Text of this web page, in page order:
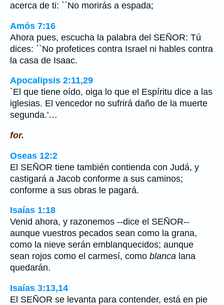
acerca de ti: ``No morirás a espada;
Amós 7:16
Ahora pues, escucha la palabra del SEÑOR: Tú
dices: ``No profetices contra Israel ni hables contra
la casa de Isaac.
Apocalipsis 2:11,29
`El que tiene oído, oiga lo que el Espíritu dice a las
iglesias. El vencedor no sufrirá daño de la muerte
segunda.'…
for.
Oseas 12:2
El SEÑOR tiene también contienda con Judá, y
castigará a Jacob conforme a sus caminos;
conforme a sus obras le pagará.
Isaías 1:18
Venid ahora, y razonemos --dice el SEÑOR--
aunque vuestros pecados sean como la grana,
como la nieve serán emblanquecidos; aunque
sean rojos como el carmesí, como blanca lana
quedarán.
Isaías 3:13,14
El SEÑOR se levanta para contender, está en pie